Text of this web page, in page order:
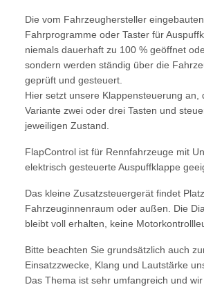
Die vom Fahrzeughersteller
Fahrprogramme oder Taster für
niemals dauerhaft zu 100 % geöffnet
sondern werden ständig über die
geprüft und gesteuert.
Hier setzt unsere Klappensteuerung an,
Variante zwei oder drei Tasten und
jeweiligen Zustand.
FlapControl ist für Rennfahrzeuge mit
elektrisch gesteuerte Auspuffklappe
Das kleine Zusatzsteuergerät findet
Fahrzeuginnenraum oder außen. Die
bleibt voll erhalten, keine
Bitte beachten Sie grundsätzlich auch
Einsatzzwecke, Klang und Lautstärke
Das Thema ist sehr umfangreich und